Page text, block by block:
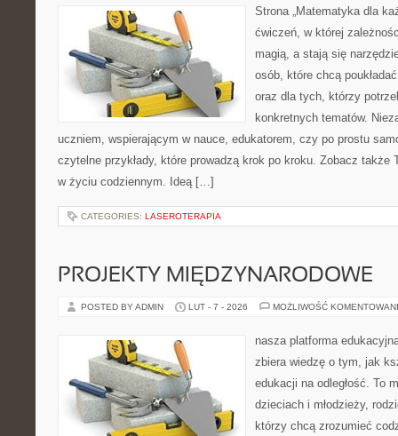
Strona „Matematyka dla
ćwiczeń, w której
magią, a stają się
osób, które chcą
oraz dla tych, którzy
konkretnych tematów.
uczniem, wspierającym w nauce, edukatorem, czy po prostu
czytelne przykłady, które prowadzą krok po kroku. Zobacz także
w życiu codziennym. Ideą […]
CATEGORIES: LASEROTERAPIA
PROJEKTY MIĘDZYNARODOWE
POSTED BY ADMIN LUT - 7 - 2026 MOŻLIWOŚĆ
nasza platforma
zbiera wiedzę o tym, jak
edukacji na odległość. To
dzieciach i młodzieży,
którzy chcą zrozumieć